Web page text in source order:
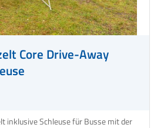
Core Drive-Away
inklusive Schleuse für Busse mit der